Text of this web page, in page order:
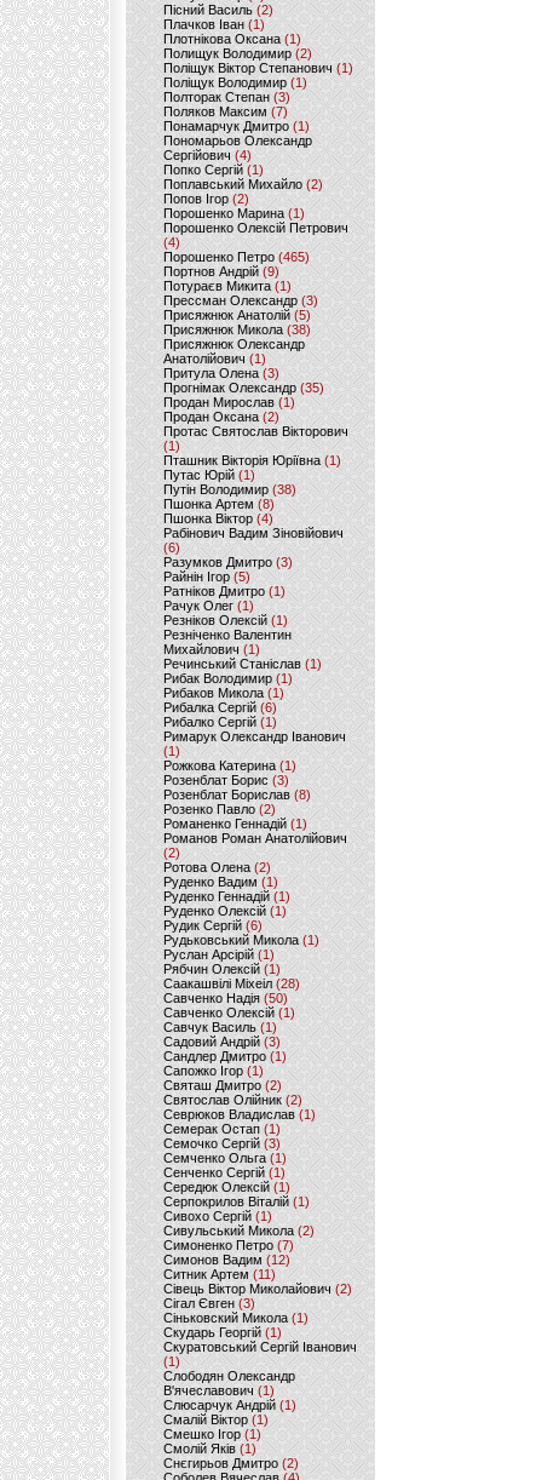
Пісний Василь (2)
Плачков Іван(1)
Плотнікова Оксана (1)
Полищук Володимир(2)
Поліщук Віктор Степанович(1)
Поліщук Володимир (1)
Полторак Степан(3)
Поляков Максим (7)
Понамарчук Дмитро (1)
Пономарьов Олександр
Сергійович(4)
Попко Сергій (1)
Поплавський Михайло (2)
Попов Ігор(2)
Порошенко Марина (1)
Порошенко Олексій Петрович
(4)
Порошенко Петро (465)
Портнов Андрій (9)
Потураєв Микита(1)
Прессман Олександр(3)
Присяжнюк Анатолій (5)
Присяжнюк Микола (38)
Присяжнюк Олександр
Анатолійович (1)
Притула Олена (3)
Прогнімак Олександр(35)
Продан Мирослав(1)
Продан Оксана (2)
Протас Святослав Вікторович
(1)
Пташник Вікторія Юріївна (1)
Путас Юрій (1)
Путін Володимир(38)
Пшонка Артем (8)
Пшонка Віктор(4)
Рабінович Вадим Зіновійович
(6)
Разумков Дмитро (3)
Райнін Ігор(5)
Ратніков Дмитро (1)
Рачук Олег (1)
Резніков Олексій(1)
Резніченко Валентин
Михайлович (1)
Речинський Станіслав (1)
Рибак Володимир(1)
Рибаков Микола(1)
Рибалка Сергій (6)
Рибалко Сергій (1)
Римарук Олександр Іванович
(1)
Рожкова Катерина(1)
Розенблат Борис (3)
Розенблат Борислав (8)
Розенко Павло (2)
Романенко Геннадій (1)
Романов Роман Анатолійович
(2)
Ротова Олена(2)
Руденко Вадим (1)
Руденко Геннадій (1)
Руденко Олексій(1)
Рудик Сергій(6)
Рудьковський Микола (1)
Руслан Арсірій(1)
Рябчин Олексій (1)
Саакашвілі Міхеіл(28)
Савченко Надія (50)
Савченко Олексій(1)
Савчук Василь (1)
Садовий Андрій (3)
Сандлер Дмитро(1)
Сапожко Ігор(1)
Святаш Дмитро (2)
Святослав Олійник (2)
Севрюков Владислав (1)
Семерак Остап (1)
Семочко Сергій (3)
Семченко Ольга (1)
Сенченко Сергій(1)
Середюк Олексій(1)
Серпокрилов Віталій(1)
Сивохо Сергій(1)
Сивульський Микола(2)
Симоненко Петро(7)
Симонов Вадим (12)
Ситник Артем(11)
Сівець Віктор Миколайович(2)
Сігал Євген (3)
Сіньковский Микола(1)
Скударь Георгій (1)
Скуратовський Сергій Іванович
(1)
Слободян Олександр
В'ячеславович(1)
Слюсарчук Андрій(1)
Смалій Віктор (1)
Смешко Ігор (1)
Смолій Яків (1)
Снєгирьов Дмитро (2)